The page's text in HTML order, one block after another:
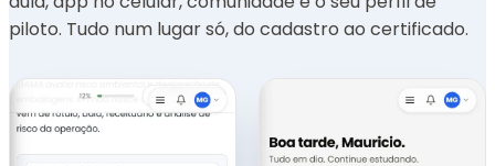
piloto. Tudo num lugar só, do cadastro ao certificado.